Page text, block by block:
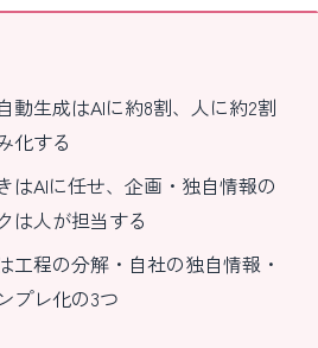
動生成はAIに約8割、人に約2割
化する
はAIに任せ、企画・独自情報の
は人が担当する
工程の分解・自社の独自情報・
プレ化の3つ